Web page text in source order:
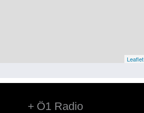
VorarlbergLeaflet
Ö1 Radio